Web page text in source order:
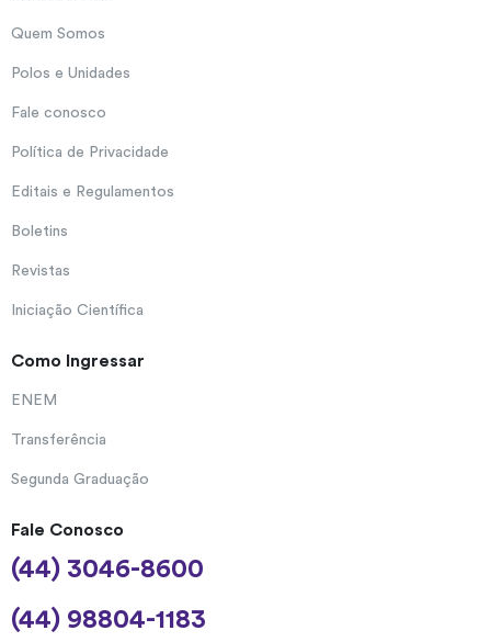
Quem Somos
Polos e Unidades
Fale conosco
Política de Privacidade
Editais e Regulamentos
Boletins
Revistas
Iniciação Científica
Como Ingressar
ENEM
Transferência
Segunda Graduação
Fale Conosco
(44) 3046-8600
(44) 98804-1183